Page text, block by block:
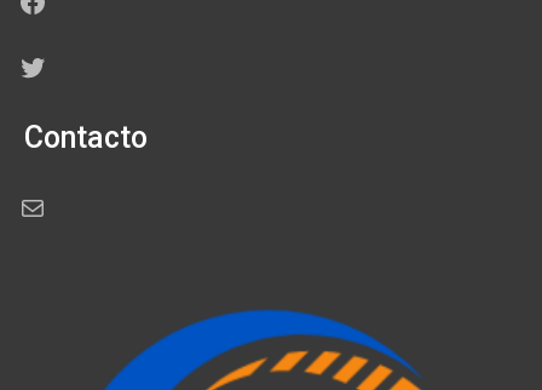
Twitter
Contacto
Correo electrónico